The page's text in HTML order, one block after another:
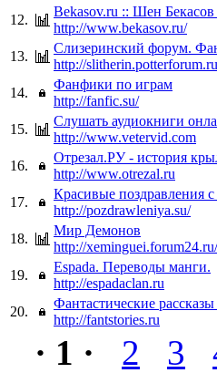
12.
Bekasov.ru :: Шен
http://www.bekasov.ru/
13.
Слизеринский форум.
http://slitherin.potterforum.ru
14.
Фанфики по играм
http://fanfic.su/
15.
Слушать аудиокниги
http://www.vetervid.com
16.
Отрезал.РУ - история
http://www.otrezal.ru
17.
Красивые поздравления
http://pozdrawleniya.su/
18.
Мир Демонов
http://xeminguei.forum24.ru/
19.
Espada. Переводы манги.
http://espadaclan.ru
20.
Фантастические
http://fantstories.ru
· 1 · 2 3